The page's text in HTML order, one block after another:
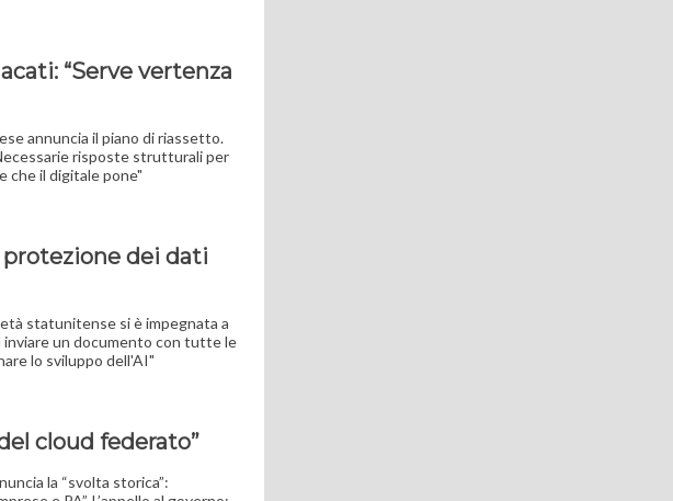
“Serve vertenza
annuncia il piano di riassetto.
risposte strutturali per
che il digitale pone"
protezione dei dati
statunitense si è impegnata a
inviare un documento con tutte le
lo sviluppo dell'AI"
cloud federato”
la “svolta storica”: